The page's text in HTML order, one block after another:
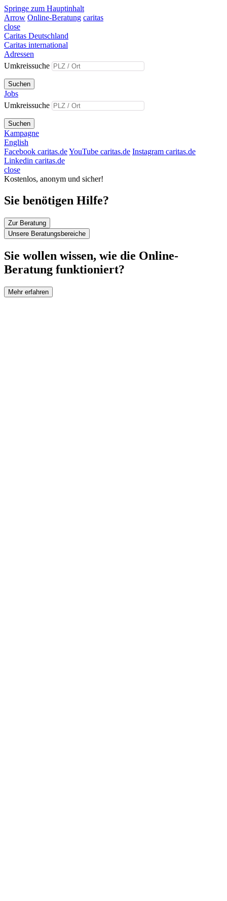
Springe zum Hauptinhalt
Arrow Online-Beratung caritas
close
Caritas Deutschland
Caritas international
Adressen
Umkreissuche
Suchen
Jobs
Umkreissuche
Suchen
Kampagne
English
Facebook caritas.deYouTube caritas.de Instagram caritas.de
Linkedin caritas.de
close
Kostenlos, anonym und sicher!
Sie benötigen Hilfe?
Zur Beratung
Unsere Beratungsbereiche
Sie wollen wissen, wie die Online-
Beratung funktioniert?
Mehr erfahren